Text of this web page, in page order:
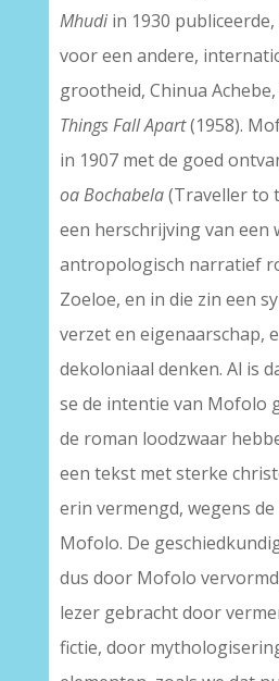
Mhudiin 1930
voor een andere,
grootheid, Chinua
Things Fall Apart(1958).
in 1907 met de goed
oa Bochabela(Traveller to
een herschrijving van een
antropologisch narratief
Zoeloe, en in die zin een
verzet en eigenaarschap,
dekoloniaal denken. Al is
se de intentie van Mofolo
de roman loodzwaar
een tekst met sterke
erin vermengd, wegens
Mofolo. De
dus door Mofolo
lezer gebracht door
fictie, door